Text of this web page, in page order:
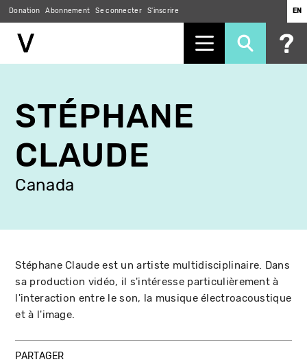
contenu
principal
Donation Abonnement Se connecter S'inscrire EN
STÉPHANE
CLAUDE
Canada
Stéphane Claude est un artiste multidisciplinaire. Dans
sa production vidéo, il s'intéresse particulièrement à
l'interaction entre le son, la musique électroacoustique
et à l'image.
PARTAGER